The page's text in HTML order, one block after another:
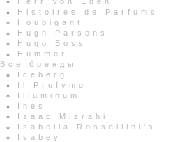
Histoires de Parfums
Houbigant
Hugh Parsons
Hugo Boss
Hummer
Все бренды
Iceberg
Il Profvmo
Illuminum
Ines
Isaac Mizrahi
Isabella Rossellini's
Isabey